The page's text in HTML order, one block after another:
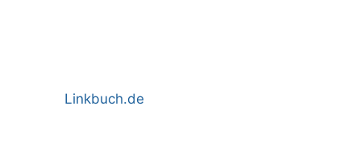
Linkbuch.de